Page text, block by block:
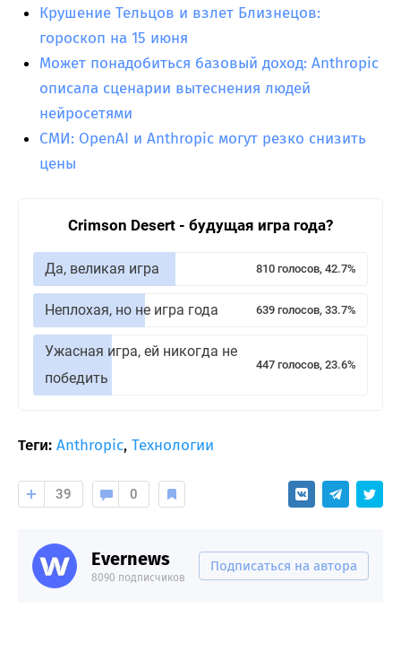
Крушение Тельцов и взлет Близнецов:
гороскоп на 15 июня
Может понадобиться базовый доход: Anthropic
описала сценарии вытеснения людей
нейросетями
СМИ: OpenAI и Anthropic могут резко снизить
цены
Crimson Desert - будущая игра года?
Да, великая игра 810 голосов, 42.7%
Неплохая, но не игра года 639 голосов, 33.7%
Ужасная игра, ей никогда не
победить
447 голосов, 23.6%
Теги: Anthropic, Технологии
39 0
Evernews
8090 подписчиков
Подписаться на автора